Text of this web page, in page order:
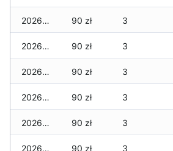
2026-08-01 90 zł 3
2026-07-31 90 zł 3
2026-07-29 90 zł 3
2026-07-28 90 zł 3
2026-07-27 90 zł 3
2026-07-26 90 zł 3